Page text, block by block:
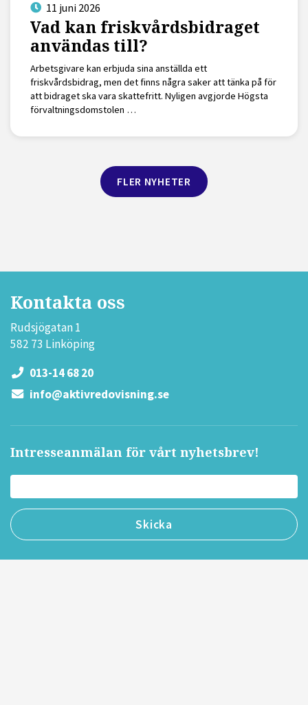
11 juni 2026
Vad kan friskvårdsbidraget
användas till?
Arbetsgivare kan erbjuda sina anställda ett
friskvårdsbidrag, men det finns några saker att tänka på för
att bidraget ska vara skattefritt. Nyligen avgjorde Högsta
förvaltningsdomstolen …
FLER NYHETER
Kontakta oss
Rudsjögatan 1
582 73 Linköping
013-14 68 20
info@aktivredovisning.se
Intresseanmälan för vårt nyhetsbrev!